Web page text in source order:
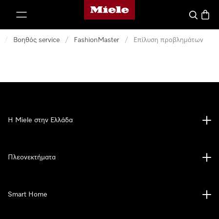
Αρχική σελίδα της Miele
/ Βοηθός service / FashionMaster / Επίλυση προβλημάτων
Η Miele στην Ελλάδα
Πλεονεκτήματα
Smart Home